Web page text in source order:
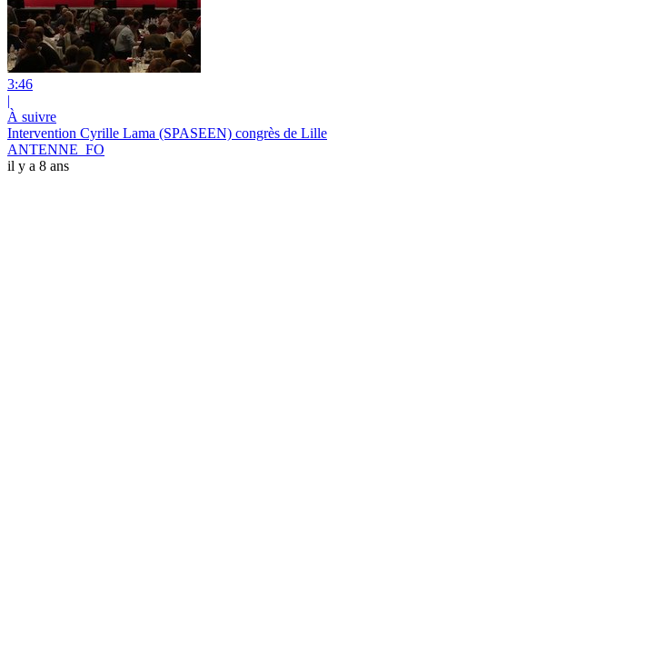
3:46
|
À suivre
Intervention Cyrille Lama (SPASEEN) congrès de Lille
ANTENNE_FO
il y a 8 ans